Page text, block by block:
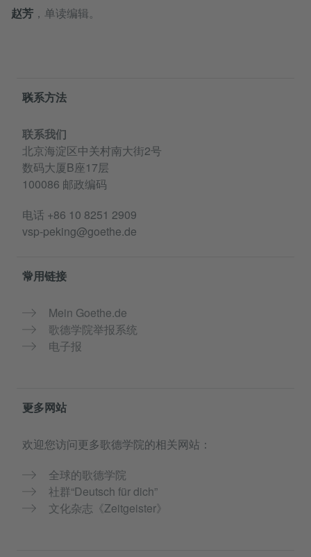
赵芳 ，单读编辑。
Service- und Informationsbereich
联系方法
联系我们
北京海淀区中关村南大街2号
数码大厦B座17层
100086 邮政编码
电话 +86 10 8251 2909
vsp-peking@goethe.de
常用链接
Mein Goethe.de
歌德学院举报系统
电子报
更多网站
欢迎您访问更多歌德学院的相关网站：
全球的歌德学院
社群“Deutsch für dich”
文化杂志《Zeitgeister》